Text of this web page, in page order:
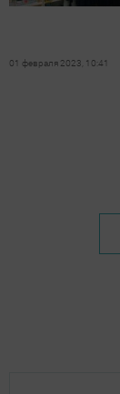
01 февраля 2023, 10:41